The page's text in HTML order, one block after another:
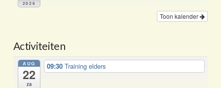
2026
Toon kalender
Activiteiten
AUG
22
za
09:30Training elders